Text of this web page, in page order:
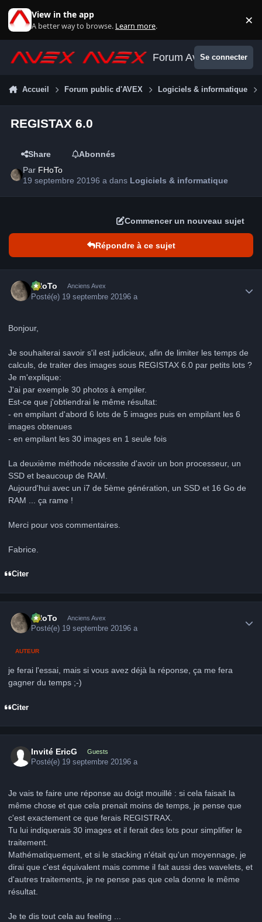
View in the app
A better way to browse. Learn more. ×
Forum AvexSe connecter
Accueil Forum public d'AVEX Logiciels & informatique
REGISTAX 6.0
Share
Abonnés
Par FHoTo
19 septembre 20196 a dans Logiciels & informatique
Commencer un nouveau sujet
Répondre à ce sujet
FHoTo Anciens Avex
Posté(e) 19 septembre 20196 a
Bonjour,
Je souhaiterai savoir s'il est judicieux, afin de limiter les temps de
calculs, de traiter des images sous REGISTAX 6.0 par petits lots ?
Je m'explique:
J'ai par exemple 30 photos à empiler.
Est-ce que j'obtiendrai le même résultat:
- en empilant d'abord 6 lots de 5 images puis en empilant les 6
images obtenues
- en empilant les 30 images en 1 seule fois
La deuxième méthode nécessite d'avoir un bon processeur, un
SSD et beaucoup de RAM.
Aujourd'hui avec un i7 de 5ème génération, un SSD et 16 Go de
RAM ... ça rame !
Merci pour vos commentaires.
Fabrice.
Citer
FHoTo Anciens Avex
Posté(e) 19 septembre 20196 a
AUTEUR
je ferai l'essai, mais si vous avez déjà la réponse, ça me fera
gagner du temps ;-)
Citer
Invité EricG Guests
Posté(e) 19 septembre 20196 a
Je vais te faire une réponse au doigt mouillé : si cela faisait la
même chose et que cela prenait moins de temps, je pense que
c'est exactement ce que ferais REGISTRAX.
Tu lui indiquerais 30 images et il ferait des lots pour simplifier le
traitement.
Mathématiquement, et si le stacking n'était qu'un moyennage, je
dirai que c'est équivalent mais comme il fait aussi des wavelets, et
d'autres traitements, je ne pense pas que cela donne le même
résultat.
Je te dis tout cela au feeling ...